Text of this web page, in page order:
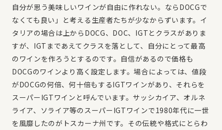
自分が思う美味しいワインが自由に作れない。ならDOCGで
なくても良い」と考える生産者たちが少なからずいます。イ
タリアの場合は上からDOCG、DOC、IGTとクラスがありま
すが、IGTまであえてクラスを落として、自分にとって最高
のワインを作ろうとするのです。自信があるので価格も
DOCGのワインより高く設定します。場合によっては、値段
がDOCGの何倍、何十倍もするIGTワインがあり、それらを
スーパーIGTワインと呼んでいます。サッシカイア、オルネ
ライア、ソライア等のスーパーIGTワインで1980年代に一世
を風靡したのがトスカーナ州です。その伝統や格式にとらわ